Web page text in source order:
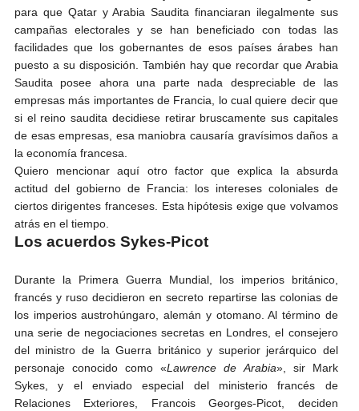
para que Qatar y Arabia Saudita financiaran ilegalmente sus
campañas electorales y se han beneficiado con todas las
facilidades que los gobernantes de esos países árabes han
puesto a su disposición. También hay que recordar que Arabia
Saudita posee ahora una parte nada despreciable de las
empresas más importantes de Francia, lo cual quiere decir que
si el reino saudita decidiese retirar bruscamente sus capitales
de esas empresas, esa maniobra causaría gravísimos daños a
la economía francesa.
Quiero mencionar aquí otro factor que explica la absurda
actitud del gobierno de Francia: los intereses coloniales de
ciertos dirigentes franceses. Esta hipótesis exige que volvamos
atrás en el tiempo.
Los acuerdos Sykes-Picot
Durante la Primera Guerra Mundial, los imperios británico,
francés y ruso decidieron en secreto repartirse las colonias de
los imperios austrohúngaro, alemán y otomano. Al término de
una serie de negociaciones secretas en Londres, el consejero
del ministro de la Guerra británico y superior jerárquico del
personaje conocido como «Lawrence de Arabia», sir Mark
Sykes, y el enviado especial del ministerio francés de
Relaciones Exteriores, Francois Georges-Picot, deciden